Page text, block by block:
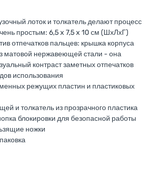
лоток и толкатель делают процесс
простым: 6,5 x 7,5 x 10 см (ШхЛхГ)
отпечатков пальцев: крышка корпуса
матовой нержавеющей стали - она
контраст заметных отпечатков
использования
режущих пластин и пластиковых
и толкатель из прозрачного пластика
блокировки для безопасной работы
ножки